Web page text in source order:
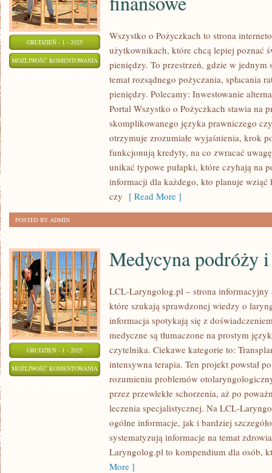
GRUDZIEŃ - 1 - 2025
MOŻLIWOŚĆ KOMENTOWANIA
KONSUMPCJI
FINTECH
NOWE
TECHNOLOGIE
FINANSOWE
Wszystko o Pożyczkach to strona
użytkownikach, które chcą lepiej poznać
pieniędzy. To przestrzeń, gdzie w jednym
temat rozsądnego pożyczania, spłacania
pieniędzy. Polecamy: Inwestowanie
Portal Wszystko o Pożyczkach stawia na
skomplikowanego języka prawniczego
otrzymuje zrozumiałe wyjaśnienia, krok
funkcjonują kredyty, na co zwracać
unikać typowe pułapki, które czyhają na
informacji dla każdego, kto planuje wziąć
czy [ Read More ]
POSTED BY ADMIN
GRUDZIEŃ - 1 - 2025
MOŻLIWOŚĆ KOMENTOWANIA MEDYCYNA
PODRÓŻY
GERIATRIA
Medycyna podróży
LCL-Laryngolog.pl – strona informacyjny
które szukają sprawdzonej wiedzy o
informacja spotykają się z
medyczne są tłumaczone na prostym
czytelnika. Ciekawe kategorie to:
intensywna terapia. Ten projekt powstał
rozumieniu problemów
przez przewlekłe schorzenia, aż po
leczenia specjalistycznej. Na LCL-
ogólne informacje, jak i bardziej
systematyzują informacje na temat
Laryngolog.pl to kompendium dla osób,
More ]